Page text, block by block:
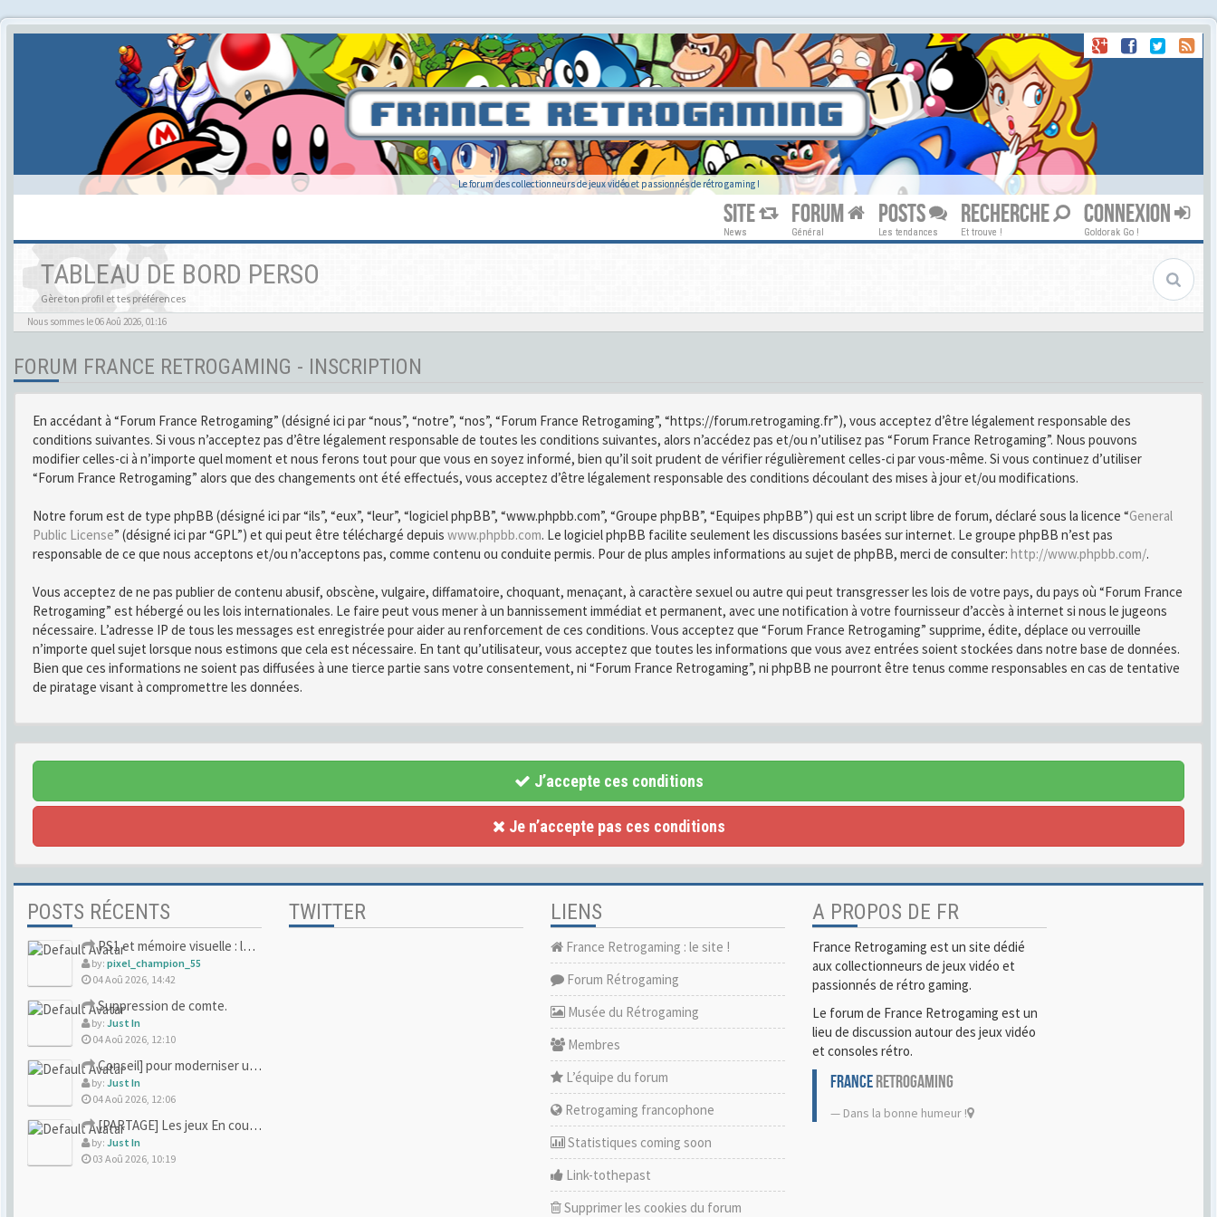
Le forum des collectionneurs de jeux vidéo et passionnés de rétro gaming !
SITE
News
FORUM
Général
POSTS
Les tendances
RECHERCHE
Et trouve !
CONNEXION
Goldorak Go !
TABLEAU DE BORD PERSO
Gère ton profil et tes préférences
Nous sommes le 06 Aoû 2026, 01:16
FORUM FRANCE RETROGAMING - INSCRIPTION
En accédant à “Forum France Retrogaming” (désigné ici par “nous”, “notre”, “nos”, “Forum France Retrogaming”, “https://forum.retrogaming.fr”), vous acceptez d’être légalement responsable des
conditions suivantes. Si vous n’acceptez pas d’être légalement responsable de toutes les conditions suivantes, alors n’accédez pas et/ou n’utilisez pas “Forum France Retrogaming”. Nous pouvons
modifier celles-ci à n’importe quel moment et nous ferons tout pour que vous en soyez informé, bien qu’il soit prudent de vérifier régulièrement celles-ci par vous-même. Si vous continuez d’utiliser
“Forum France Retrogaming” alors que des changements ont été effectués, vous acceptez d’être légalement responsable des conditions découlant des mises à jour et/ou modifications.
Notre forum est de type phpBB (désigné ici par “ils”, “eux”, “leur”, “logiciel phpBB”, “www.phpbb.com”, “Groupe phpBB”, “Equipes phpBB”) qui est un script libre de forum, déclaré sous la licence “General
Public License” (désigné ici par “GPL”) et qui peut être téléchargé depuis www.phpbb.com. Le logiciel phpBB facilite seulement les discussions basées sur internet. Le groupe phpBB n’est pas
responsable de ce que nous acceptons et/ou n’acceptons pas, comme contenu ou conduite permis. Pour de plus amples informations au sujet de phpBB, merci de consulter: http://www.phpbb.com/.
Vous acceptez de ne pas publier de contenu abusif, obscène, vulgaire, diffamatoire, choquant, menaçant, à caractère sexuel ou autre qui peut transgresser les lois de votre pays, du pays où “Forum France
Retrogaming” est hébergé ou les lois internationales. Le faire peut vous mener à un bannissement immédiat et permanent, avec une notification à votre fournisseur d’accès à internet si nous le jugeons
nécessaire. L’adresse IP de tous les messages est enregistrée pour aider au renforcement de ces conditions. Vous acceptez que “Forum France Retrogaming” supprime, édite, déplace ou verrouille
n’importe quel sujet lorsque nous estimons que cela est nécessaire. En tant qu’utilisateur, vous acceptez que toutes les informations que vous avez entrées soient stockées dans notre base de données.
Bien que ces informations ne soient pas diffusées à une tierce partie sans votre consentement, ni “Forum France Retrogaming”, ni phpBB ne pourront être tenus comme responsables en cas de tentative
de piratage visant à compromettre les données.
J’accepte ces conditions
Je n’accepte pas ces conditions
POSTS RÉCENTS
PS1 et mémoire visuelle : le jeu qui vous a soufflé la premi
by: pixel_champion_55
04 Aoû 2026, 14:42
Suppression de comte.
by: Just In
04 Aoû 2026, 12:10
Conseil] pour moderniser un site (un peu trop) rétro
by: Just In
04 Aoû 2026, 12:06
[PARTAGE] Les jeux En cours/Terminés
by: Just In
03 Aoû 2026, 10:19
TWITTER LIENS
France Retrogaming : le site !
Forum Rétrogaming
Musée du Rétrogaming
Membres
L’équipe du forum
Retrogaming francophone
Statistiques coming soon
Link-tothepast
Supprimer les cookies du forum
A PROPOS DE FR
France Retrogaming est un site dédié
aux collectionneurs de jeux vidéo et
passionnés de rétro gaming.
Le forum de France Retrogaming est un
lieu de discussion autour des jeux vidéo
et consoles rétro.
FRANCERETROGAMING
Dans la bonne humeur !